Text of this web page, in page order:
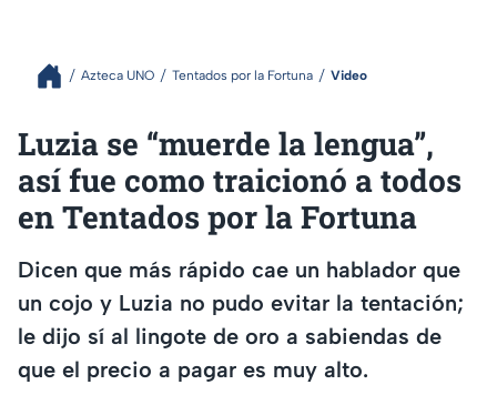
Azteca UNO Tentados por la Fortuna Video
Luzia se “muerde la lengua”,
así fue como traicionó a todos
en Tentados por la Fortuna
Dicen que más rápido cae un hablador que
un cojo y Luzia no pudo evitar la tentación;
le dijo sí al lingote de oro a sabiendas de
que el precio a pagar es muy alto.